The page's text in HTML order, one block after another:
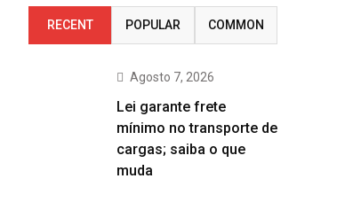
RECENT POPULAR COMMON
Agosto 7, 2026
Lei garante frete
mínimo no transporte de
cargas; saiba o que
muda